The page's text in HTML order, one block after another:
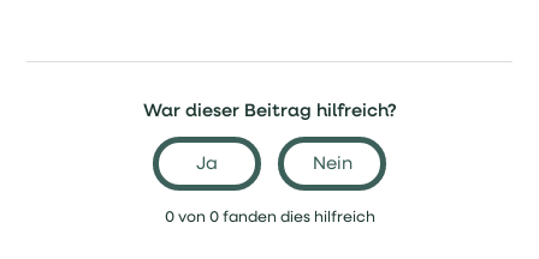
War dieser Beitrag hilfreich?
Ja Nein
0 von 0 fanden dies hilfreich